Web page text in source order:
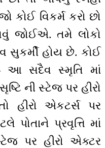
વિકર્મ કરો છો
જોઈએ. તમે લોકો
સુકર્મી હોય છે. કોઈ
સદૈવ સ્મૃતિ માં
ની સ્ટેજ પર હીરો
હીરો એકટર્સ પર
પોતાને પ્રવૃત્તિ માં
પર હીરો એક્ટર